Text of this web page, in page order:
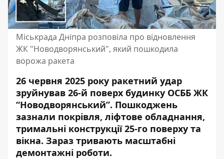
Міськрада Дніпра розповіла про відновлення
ЖК "Новодворянський", який пошкодила
ворожа ракета
26 червня 2025 року ракетний удар
зруйнував 26-й поверх будинку ОСББ ЖК
“Новодворянський”. Пошкоджень
зазнали покрівля, ліфтове обладнання,
тримальні конструкції 25-го поверху та
вікна. Зараз тривають масштабні
демонтажні роботи.